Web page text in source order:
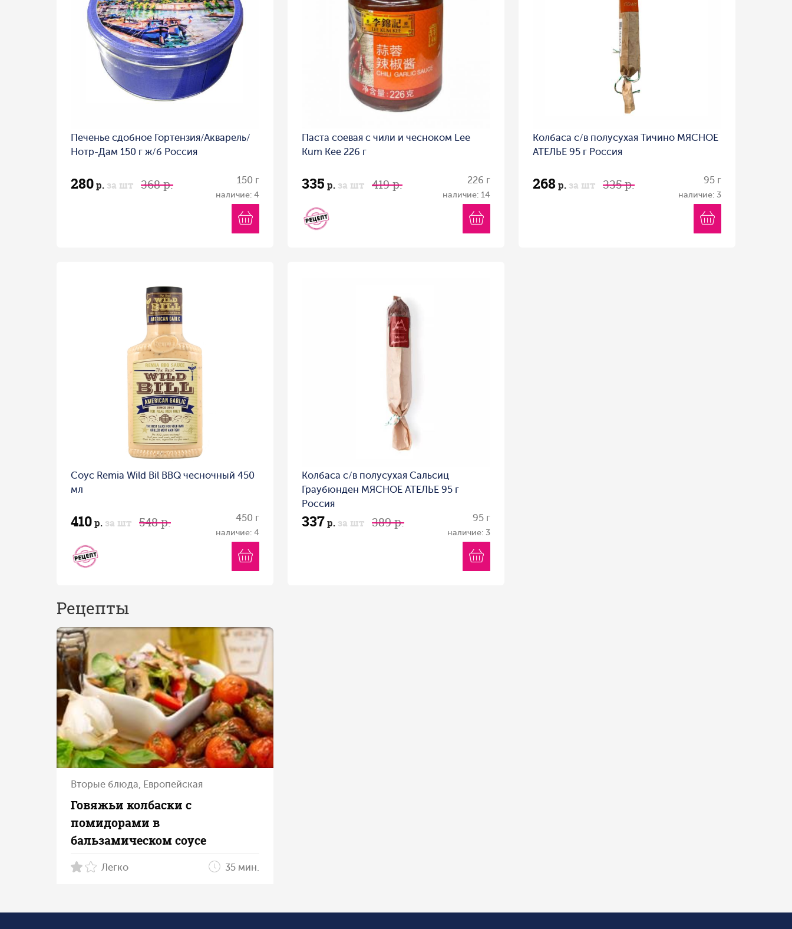
Печенье сдобное Гортензия/Акварель/
Нотр-Дам 150 г ж/б Россия
280р. за шт 368 р. 150 г
наличие: 4
Паста соевая с чили и чесноком Lee
Kum Kee 226 г
335 р. за шт 419 р. 226 г
наличие: 14
Колбаса с/в полусухая Тичино МЯСНОЕ
АТЕЛЬЕ 95 г Россия
268р. за шт 335 р. 95 г
наличие: 3
Соус Remia Wild Bil BBQ чесночный 450
мл
410р. за шт 548 р. 450 г
наличие: 4
Колбаса с/в полусухая Сальсиц
Граубюнден МЯСНОЕ АТЕЛЬЕ 95 г
Россия
337р. за шт 389 р. 95 г
наличие: 3
Рецепты
Вторые блюда, Европейская
Говяжьи колбаски с
помидорами в
бальзамическом соусе
Легко 35 мин.